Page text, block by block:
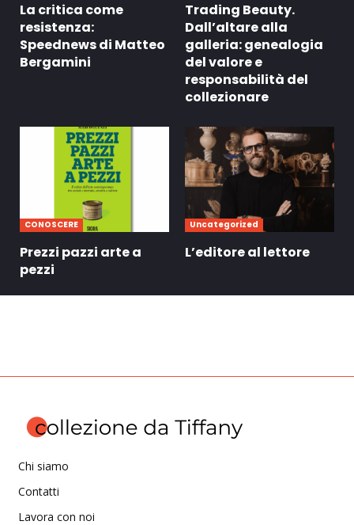
La critica come
resistenza:
Speednews di Matteo
Bergamini
Trading Beauty.
Dall’altare alla
galleria: genealogia
del valore e
responsabilità del
collezionare
CONOSCERE
Prezzi pazzi arte a
pezzi
Uncategorized
L’editore al lettore
Chi siamo
Contatti
Lavora con noi